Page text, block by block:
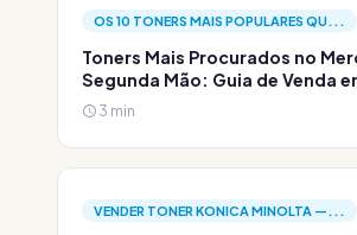
OS 10 TONERS MAIS POPULARES QU...
Toners Mais Procurados no
Segunda Mão: Guia de Venda
3 min
VENDER TONER KONICA MINOLTA —...